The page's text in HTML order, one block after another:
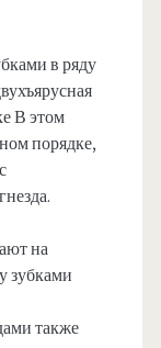
в ряду
В этом
порядке,
на
зубками
также